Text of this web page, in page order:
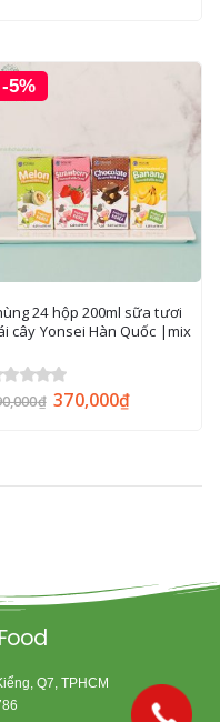
-5%
24 hộp 200ml sữa tươi
cây Yonsei Hàn Quốc |mix
of 5 ₫ 370,000₫
Q7, TPHCM